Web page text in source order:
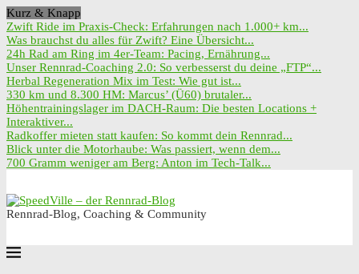
Kurz & Knapp
Zwift Ride im Praxis-Check: Erfahrungen nach 1.000+ km...
Was brauchst du alles für Zwift? Eine Übersicht...
24h Rad am Ring im 4er-Team: Pacing, Ernährung...
Unser Rennrad-Coaching 2.0: So verbesserst du deine „FTP“...
Herbal Regeneration Mix im Test: Wie gut ist...
330 km und 8.300 HM: Marcus’ (Ü60) brutaler...
Höhentrainingslager im DACH-Raum: Die besten Locations +
Interaktiver...
Radkoffer mieten statt kaufen: So kommt dein Rennrad...
Blick unter die Motorhaube: Was passiert, wenn dem...
700 Gramm weniger am Berg: Anton im Tech-Talk...
Rennrad-Blog, Coaching & Community